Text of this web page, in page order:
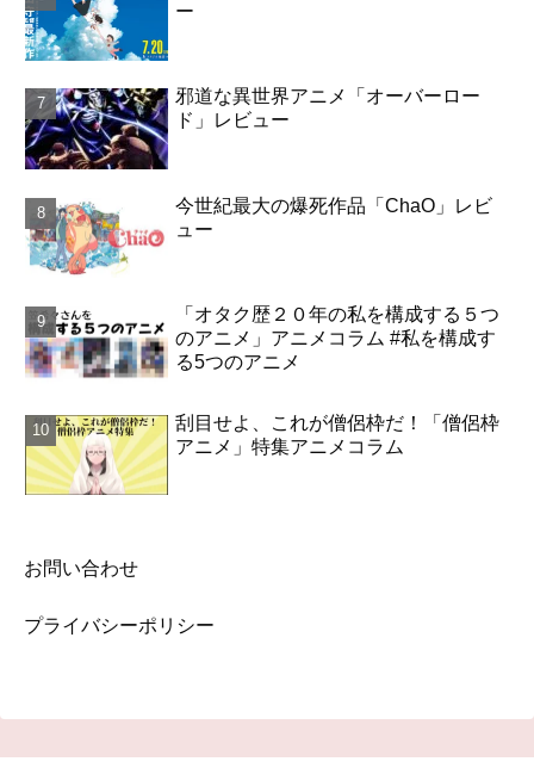
ー
邪道な異世界アニメ「オーバーロー
ド」レビュー
今世紀最大の爆死作品「ChaO」レビ
ュー
「オタク歴２０年の私を構成する５つ
のアニメ」アニメコラム #私を構成す
る5つのアニメ
刮目せよ、これが僧侶枠だ！「僧侶枠
アニメ」特集アニメコラム
お問い合わせ
プライバシーポリシー